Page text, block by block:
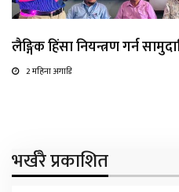
लैङ्गिक हिंसा नियन्त्रण गर्न
2 महिना अगाडि
भर्खरै प्रकाशित